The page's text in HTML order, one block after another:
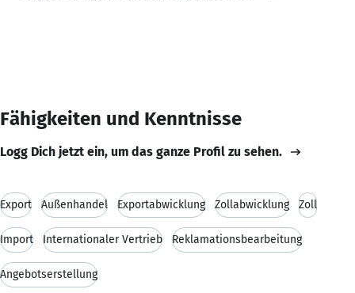
Fähigkeiten und Kenntnisse
Logg Dich jetzt ein, um das ganze Profil zu sehen.
Export Außenhandel Exportabwicklung Zollabwicklung Zoll
Import Internationaler Vertrieb Reklamationsbearbeitung
Angebotserstellung